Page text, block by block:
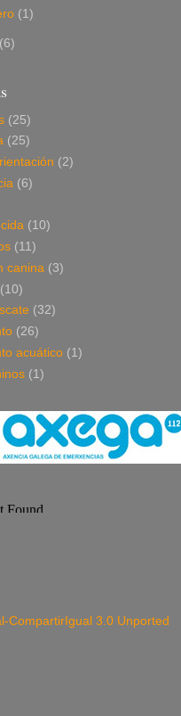
(1)
(6)
(25)
(25)
(2)
(6)
(10)
(11)
canina (3)
(10)
(32)
(26)
acuático (1)
(1)
CompartirIgual 3.0 Unported